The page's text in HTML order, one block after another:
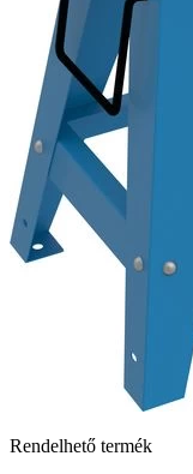
Rendelhető termék